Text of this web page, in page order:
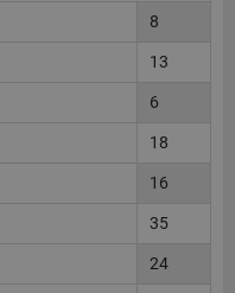
8
13
6
18
16
35
24